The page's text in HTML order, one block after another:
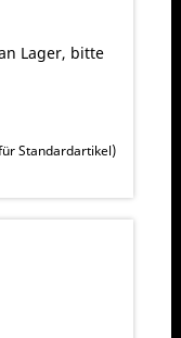
Lager, bitte
Standardartikel)